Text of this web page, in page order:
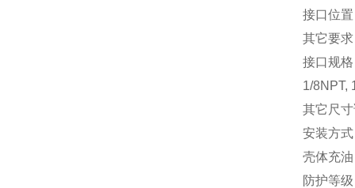
接口位
其它要
接口规
1/8NPT,
其它尺
安装方
壳体充
防护等